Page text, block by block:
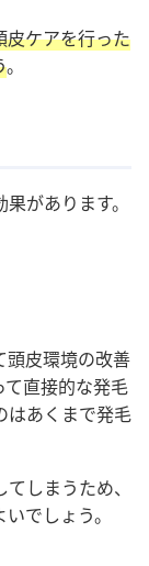
皮ケアを行った
。
があります。
頭皮環境の改善
直接的な発毛
はあくまで発毛
しまうため、
でしょう。